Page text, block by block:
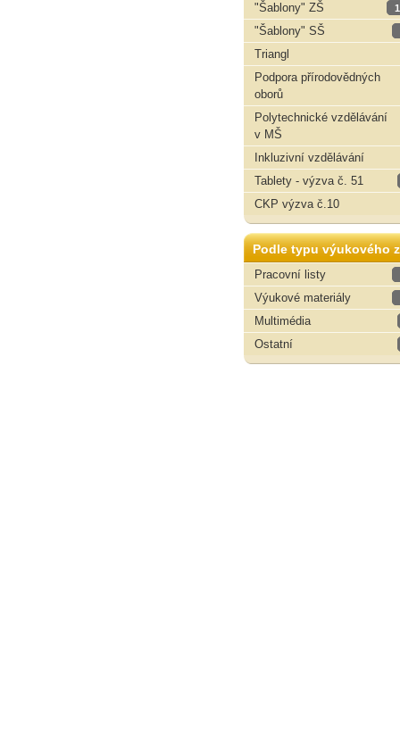
"Šablony" ZŠ
"Šablony" SŠ
Triangl
Podpora přírodovědných
oborů
Polytechnické vzdělávání
v MŠ
Inkluzivní vzdělávání
Tablety - výzva č. 51
CKP výzva č.10
Podle typu výukového
Pracovní listy
Výukové materiály
Multimédia
Ostatní